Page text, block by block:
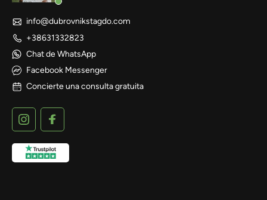
info@dubrovnikstagdo.com
+38631332823
Chat de WhatsApp
Facebook Messenger
Concierte una consulta gratuita